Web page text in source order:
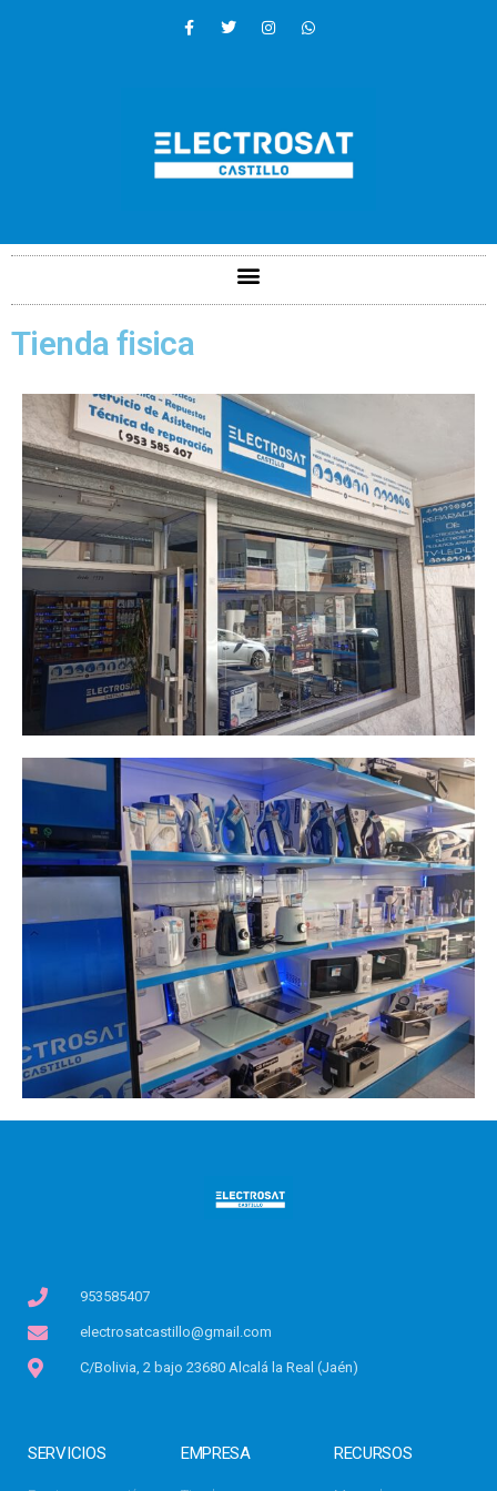
Tienda fisica
953585407
electrosatcastillo@gmail.com
C/Bolivia, 2 bajo 23680 Alcalá la Real (Jaén)
SERVICIOS EMPRESA RECURSOS